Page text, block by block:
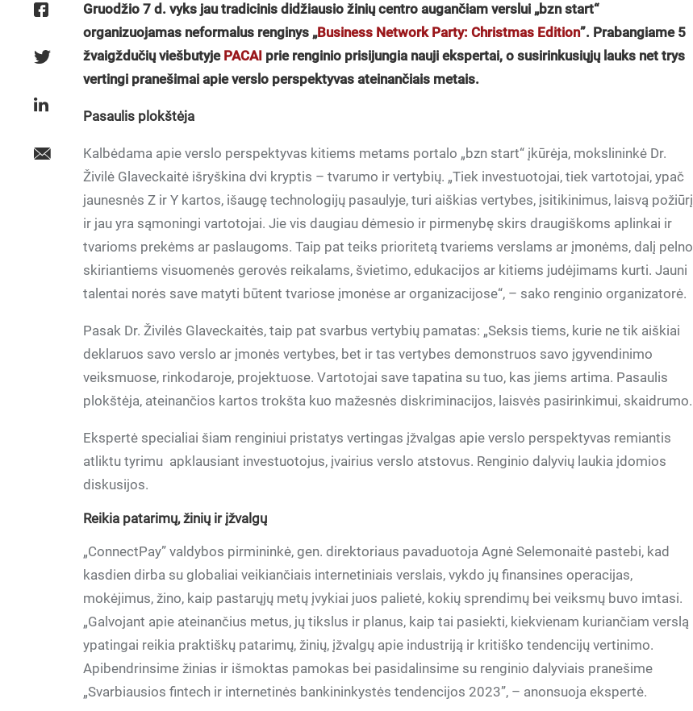
Gruodžio 7 d. vyks jau tradicinis didžiausio žiniųcentro augančiam verslui „bzn start“
organizuojamas neformalus renginys „Business Network Party: Christmas Edition”. Prabangiame 5
žvaigždučių viešbutyje PACAI prie renginio prisijungia nauji ekspertai, o susirinkusiųjų lauks net trys
vertingi pranešimai apie verslo perspektyvas ateinančiais metais.
Pasaulis plokštėja
Kalbėdama apie verslo perspektyvas kitiems metams portalo „bzn start“ įkūrėja, mokslininkė Dr.
Živilė Glaveckaitė išryškina dvi kryptis – tvarumo ir vertybių. „Tiek investuotojai, tiek vartotojai, ypač
jaunesnės Z ir Y kartos, išaugę technologijų pasaulyje, turi aiškias vertybes, įsitikinimus, laisvą požiūrį
ir jau yra sąmoningi vartotojai. Jie vis daugiau dėmesio ir pirmenybę skirs draugiškoms aplinkai ir
tvarioms prekėms ar paslaugoms. Taip pat teiks prioritetą tvariems verslams ar įmonėms, dalį pelno
skiriantiems visuomenės gerovės reikalams, švietimo, edukacijos ar kitiems judėjimams kurti. Jauni
talentai norės save matyti būtent tvariose įmonėse ar organizacijose“, – sako renginio organizatorė.
Pasak Dr. Živilės Glaveckaitės, taip pat svarbus vertybių pamatas: „Seksis tiems, kurie ne tik aiškiai
deklaruos savo verslo ar įmonės vertybes, bet ir tas vertybes demonstruos savo įgyvendinimo
veiksmuose, rinkodaroje, projektuose. Vartotojai save tapatina su tuo, kas jiems artima. Pasaulis
plokštėja, ateinančios kartos trokšta kuo mažesnės diskriminacijos, laisvės pasirinkimui, skaidrumo.
Ekspertė specialiai šiam renginiui pristatys vertingas įžvalgas apie verslo perspektyvas remiantis
atliktu tyrimu apklausiant investuotojus, įvairius verslo atstovus. Renginio dalyvių laukia įdomios
diskusijos.
Reikia patarimų, žinių ir įžvalgų
„ConnectPay” valdybos pirmininkė, gen. direktoriaus pavaduotoja Agnė Selemonaitė pastebi, kad
kasdien dirba su globaliai veikiančiais internetiniais verslais, vykdo jų finansines operacijas,
mokėjimus, žino, kaip pastarųjų metų įvykiai juos palietė, kokių sprendimų bei veiksmų buvo imtasi.
„Galvojant apie ateinančius metus, jų tikslus ir planus, kaip tai pasiekti, kiekvienam kuriančiam verslą
ypatingai reikia praktiškų patarimų, žinių, įžvalgų apie industriją ir kritiško tendencijų vertinimo.
Apibendrinsime žinias ir išmoktas pamokas bei pasidalinsime su renginio dalyviais pranešime
„Svarbiausios fintech ir internetinės bankininkystės tendencijos 2023”, – anonsuoja ekspertė.